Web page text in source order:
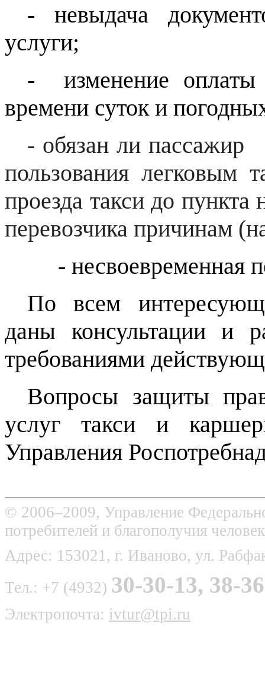
- невыдача
услуги;
- изменение оплаты
времени суток и
- обязан ли пассажир
пользования легковым
проезда такси до
перевозчика причинам
- несвоевременная
По всем
даны консультации и
требованиями
Вопросы защиты
услуг такси и
Управления
© 2006–2009, Управление
потребителей и благополучия
Адрес: 153021, г. Иваново, ул.
Тел.: +7 (4932) 30-30-13, 38-
Электропочта: ivtur@tpi.ru